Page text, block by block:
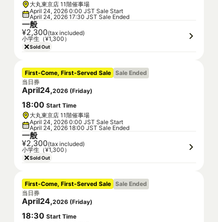
大丸東京店 11階催事場
April 24, 2026 0:00 JST Sale Start
April 24, 2026 17:30 JST Sale Ended
一般
¥2,300(tax included)
小学生（¥1,300）
Sold Out
First-Come, First-Served Sale Sale Ended
当日券
April24,2026 (Friday)
18:00 Start Time
大丸東京店 11階催事場
April 24, 2026 0:00 JST Sale Start
April 24, 2026 18:00 JST Sale Ended
一般
¥2,300(tax included)
小学生（¥1,300）
Sold Out
First-Come, First-Served Sale Sale Ended
当日券
April24,2026 (Friday)
18:30 Start Time